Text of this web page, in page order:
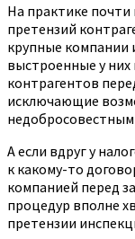
На практике почти
претензий
крупные компании
выстроенные у
контрагентов
исключающие
А если вдруг у
к какому-то
компанией перед
процедур вполне
претензии